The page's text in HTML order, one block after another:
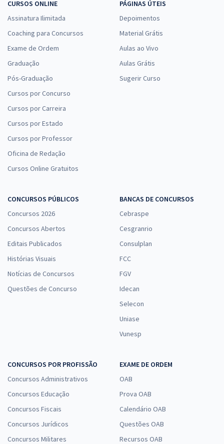
CURSOS ONLINE
Assinatura Ilimitada
Coaching para Concursos
Exame de Ordem
Graduação
Pós-Graduação
Cursos por Concurso
Cursos por Carreira
Cursos por Estado
Cursos por Professor
Oficina de Redação
Cursos Online Gratuitos
PÁGINAS ÚTEIS
Depoimentos
Material Grátis
Aulas ao Vivo
Aulas Grátis
Sugerir Curso
CONCURSOS PÚBLICOS
Concursos 2026
Concursos Abertos
Editais Publicados
Histórias Visuais
Notícias de Concursos
Questões de Concurso
BANCAS DE CONCURSOS
Cebraspe
Cesgranrio
Consulplan
FCC
FGV
Idecan
Selecon
Uniase
Vunesp
CONCURSOS POR PROFISSÃO
Concursos Administrativos
Concursos Educação
Concursos Fiscais
Concursos Jurídicos
Concursos Militares
EXAME DE ORDEM
OAB
Prova OAB
Calendário OAB
Questões OAB
Recursos OAB